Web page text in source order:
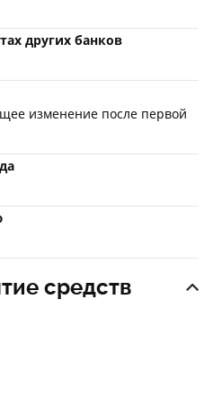
других банков
изменение после первой
средств